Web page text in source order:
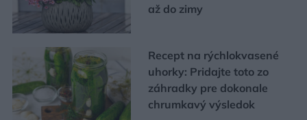
až do zimy
Recept na rýchlokvasené
uhorky: Pridajte toto zo
záhradky pre dokonale
chrumkavý výsledok